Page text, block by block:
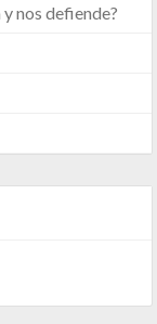
y nos defiende?